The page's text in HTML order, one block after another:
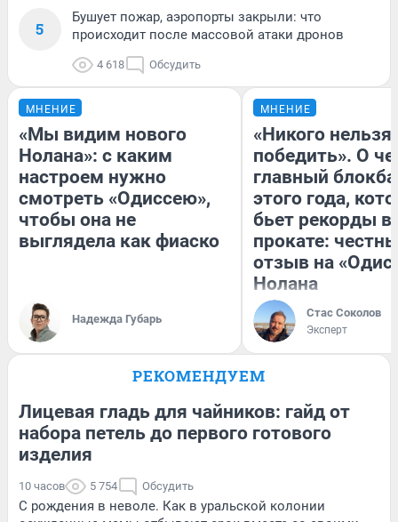
5
Бушует пожар, аэропорты закрыли: что
происходит после массовой атаки дронов
4 618 Обсудить
МНЕНИЕ
«Мы видим нового
Нолана»: с каким
настроем нужно
смотреть «Одиссею»,
чтобы она не
выглядела как фиаско
Надежда Губарь
МНЕНИЕ
«Никого нельзя
победить». О
главный
этого года,
бьет рекорды в
прокате:
отзыв на
Нолана
Стас Соколов
Эксперт
РЕКОМЕНДУЕМ
Лицевая гладь для чайников: гайд от
набора петель до первого готового
изделия
10 часов 5 754 Обсудить
С рождения в неволе. Как в уральской колонии